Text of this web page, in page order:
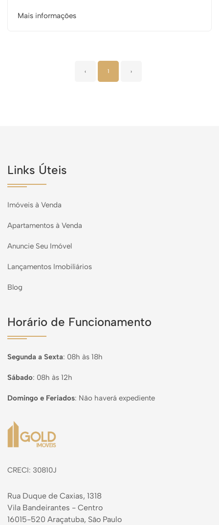
Mais informações
‹ 1 ›
Links Úteis
Imóveis à Venda
Apartamentos à Venda
Anuncie Seu Imóvel
Lançamentos Imobiliários
Blog
Horário de Funcionamento
Segunda a Sexta: 08h às 18h
Sábado: 08h às 12h
Domingo e Feriados: Não haverá expediente
Página inicial
CRECI: 30810J
Rua Duque de Caxias, 1318
Vila Bandeirantes - Centro
16015-520 Araçatuba, São Paulo